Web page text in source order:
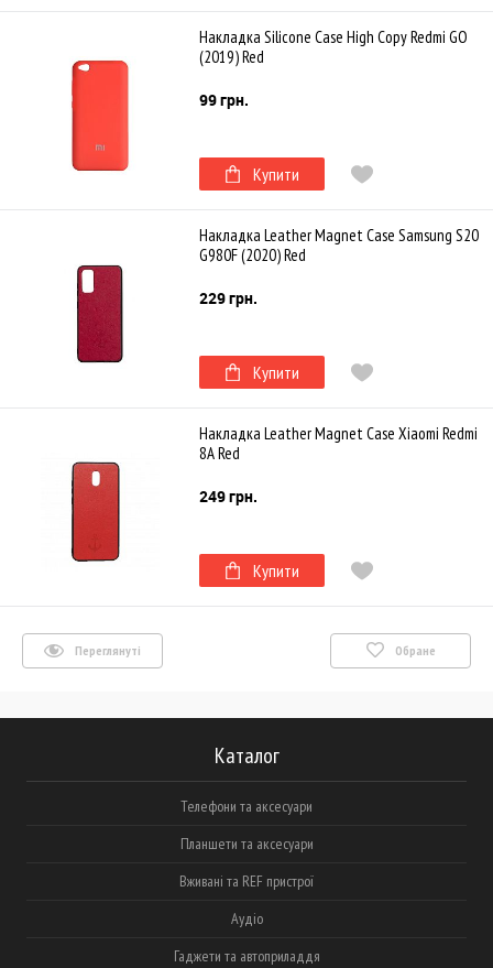
Накладка Silicone Case High Copy Redmi GO
(2019) Red
99 грн.
Купити
Накладка Leather Magnet Case Samsung S20
G980F (2020) Red
229 грн.
Купити
Накладка Leather Magnet Case Xiaomi Redmi
8A Red
249 грн.
Купити
Переглянуті Обране
Каталог
Телефони та аксесуари
Планшети та аксесуари
Вживані та REF пристрої
Аудіо
Гаджети та автоприладдя